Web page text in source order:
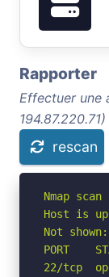
Rapporter
Effectuer une
194.87.220.71)
rescan
Nmap
Host is
Not
PORT
22/tcp